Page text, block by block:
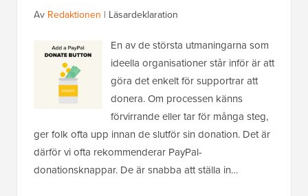
Av Redaktionen | Läsardeklaration
En av de största utmaningarna som
ideella organisationer står inför är att
göra det enkelt för supportrar att
donera. Om processen känns
förvirrande eller tar för många steg,
ger folk ofta upp innan de slutför sin donation. Det är
därför vi ofta rekommenderar PayPal-
donationsknappar. De är snabba att ställa in…